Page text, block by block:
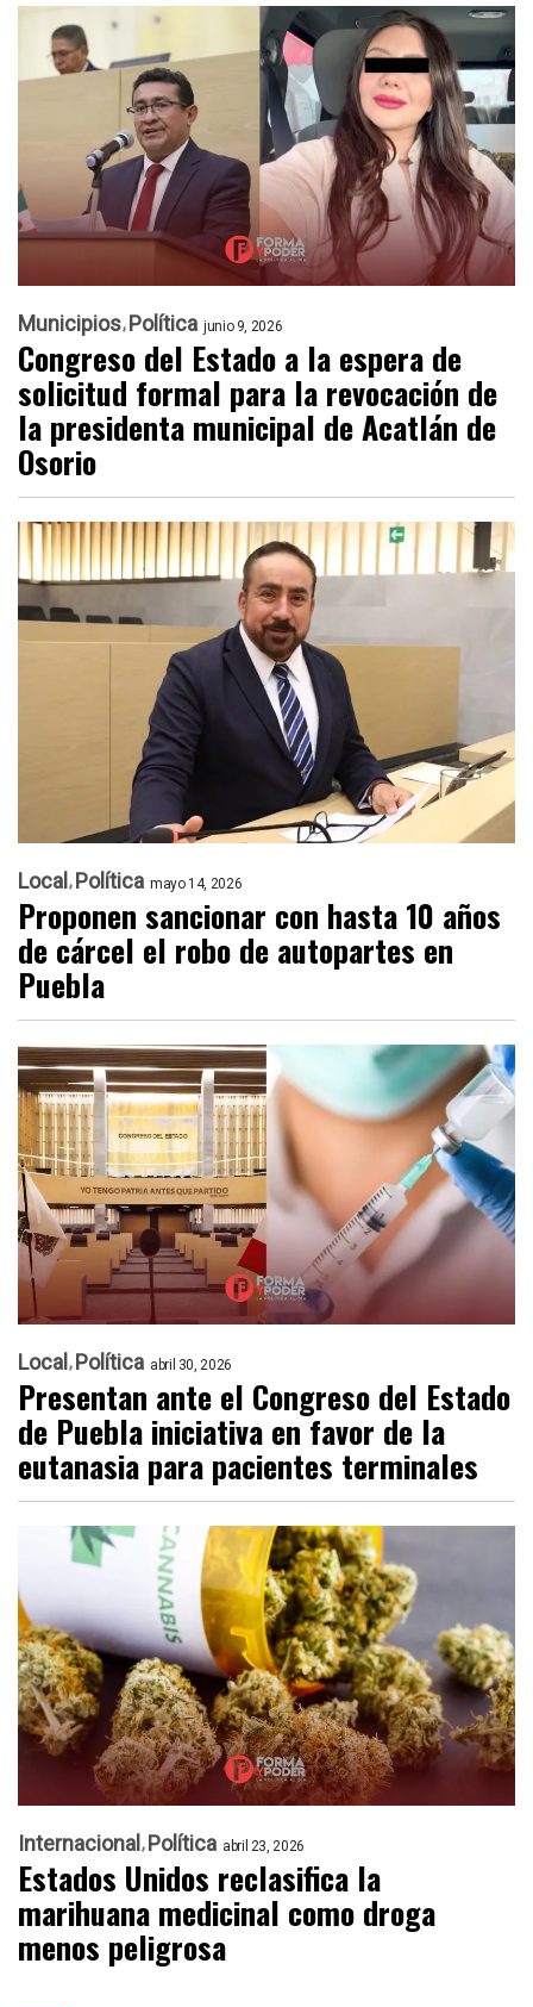
Municipios Política junio 9, 2026
Congreso del Estado a la espera de
solicitud formal para la revocación de
la presidenta municipal de Acatlán de
Osorio
Local Política mayo 14, 2026
Proponen sancionar con hasta 10 años
de cárcel el robo de autopartes en
Puebla
Local Política abril 30, 2026
Presentan ante el Congreso del Estado
de Puebla iniciativa en favor de la
eutanasia para pacientes terminales
Internacional Política abril 23, 2026
Estados Unidos reclasifica la
marihuana medicinal como droga
menos peligrosa